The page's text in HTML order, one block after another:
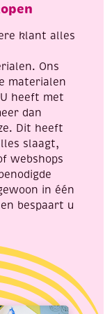
klant alles
Ons
materialen
heeft met
dan
Dit heeft
slaagt,
webshops
in één
bespaart u